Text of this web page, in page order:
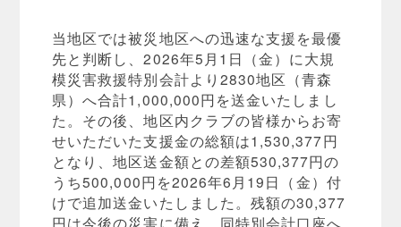
当地区では被災地区への迅速な支援を最優
先と判断し、2026年5月1日（金）に大規
模災害救援特別会計より2830地区（青森
県）へ合計1,000,000円を送金いたしまし
た。その後、地区内クラブの皆様からお寄
せいただいた支援金の総額は1,530,377円
となり、地区送金額との差額530,377円の
うち500,000円を2026年6月19日（金）付
けで追加送金いたしました。残額の30,377
円は今後の災害に備え、同特別会計口座へ